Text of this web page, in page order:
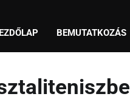
BEMUTATKOZÁS